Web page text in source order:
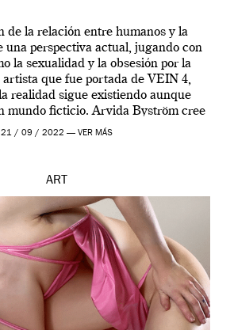
de la relación entre humanos y la
una perspectiva actual, jugando con
la sexualidad y la obsesión por la
que fue portada de VEIN 4,
realidad sigue existiendo aunque
mundo ficticio. Arvida Byström cree
tienen un complejo […]
21 / 09 / 2022 — VER MÁS
ART